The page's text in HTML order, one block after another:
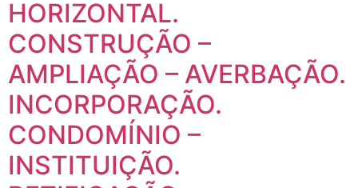
HORIZONTAL.
CONSTRUÇÃO –
AMPLIAÇÃO – AVERBAÇÃO.
INCORPORAÇÃO.
CONDOMÍNIO –
INSTITUIÇÃO.